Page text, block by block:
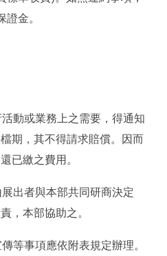
金。
動或業務上之需要，得通知
期，其不得請求賠償。因而
已繳之費用。
出者與本部共同研商決定
，本部協助之。
等事項應依附表規定辦理。